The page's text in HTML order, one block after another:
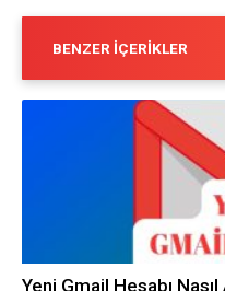
BENZER İÇERIKLER
Yeni Gmail Hesabı